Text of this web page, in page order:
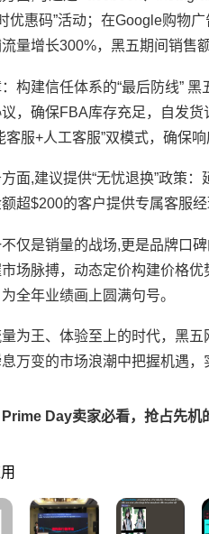
优惠码”活动；在Google购物
量增长300%，黑五期间销售
构建信任体系的“最后防线”
，确保FBA库存充足，自发货
客服+人工客服”双模式，确保
面,建议提供“无忧退换”政策
超$200的客户提供专属客服
仅是销量的战场,更是品牌口
场脉搏，动态定价构建价格
全年业绩画上圆满句号。
为王、体验至上的时代，黑五
万变的市场浪潮中把握机遇，
Prime Day卖家必看，抢占先机